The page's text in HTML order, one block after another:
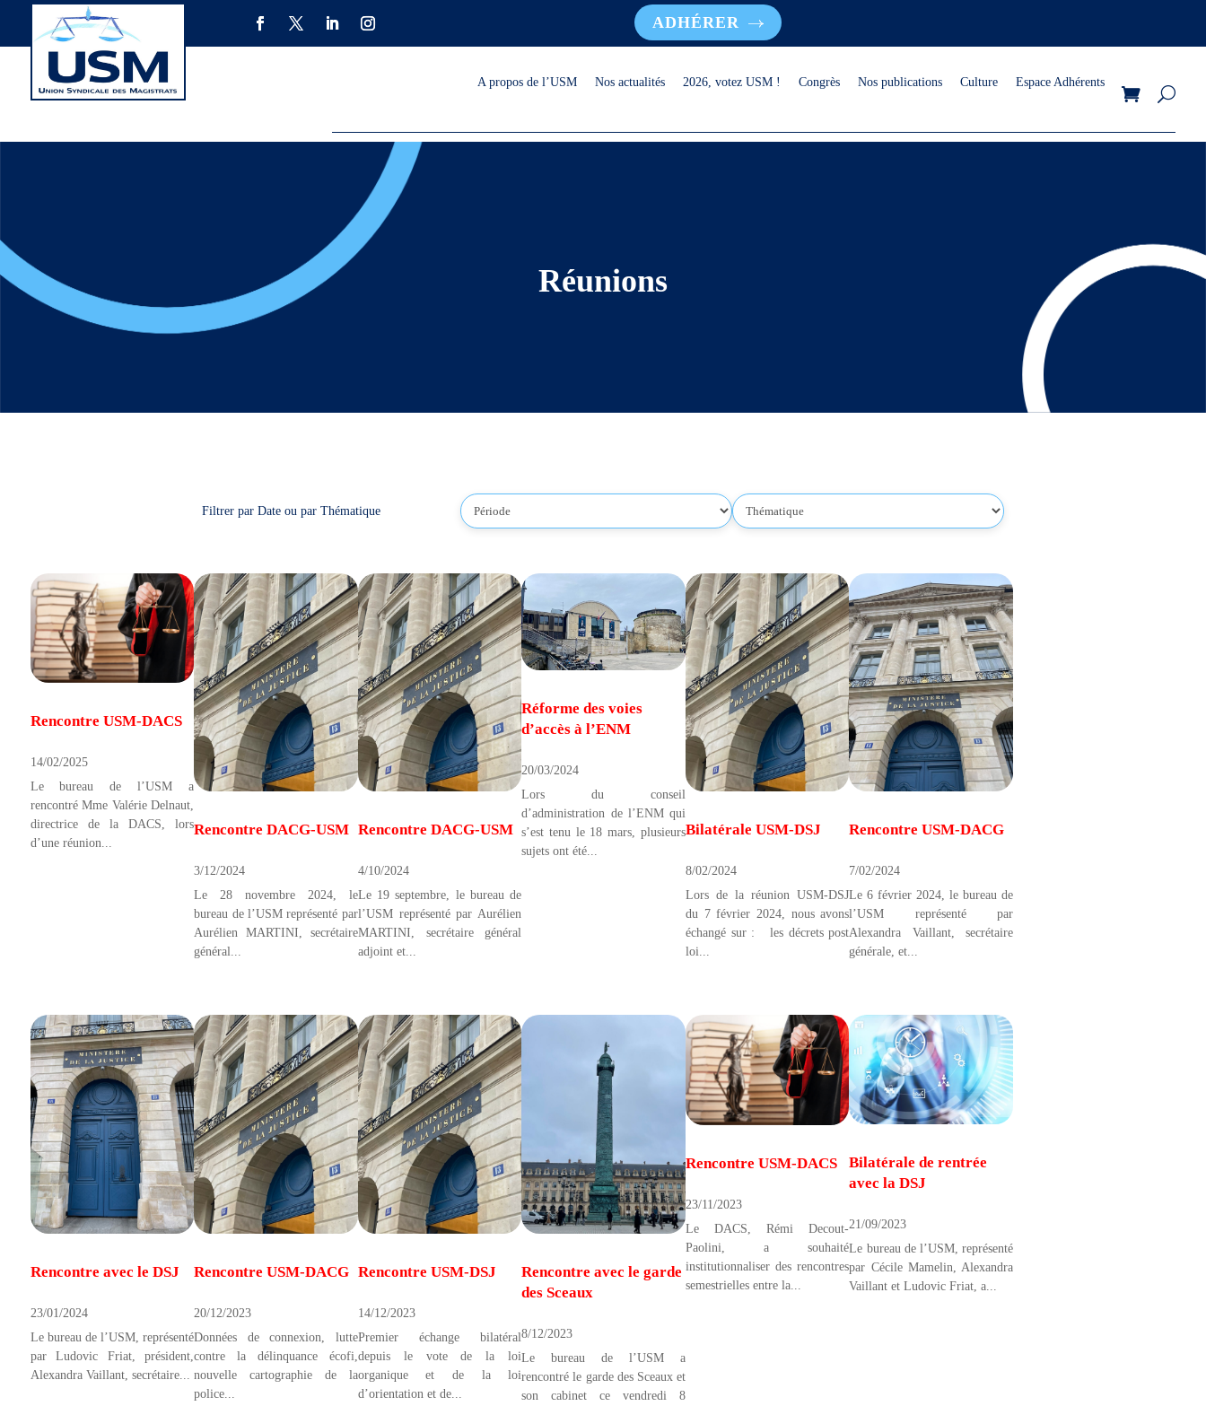
ADHÉRER
A propos de l’USM Nos actualités 2026, votez USM ! Congrès Nos publications Culture Espace Adhérents
Réunions
Filtrer par Date ou par Thématique
Rencontre USM-DACS
14/02/2025
Le bureau de l’USM a
rencontré Mme Valérie Delnaut,
directrice de la DACS, lors
d’une réunion...
Rencontre DACG-USM
3/12/2024
Le 28 novembre 2024, le
bureau de l’USM représenté par
Aurélien MARTINI, secrétaire
général...
Rencontre DACG-USM
4/10/2024
Le 19 septembre, le bureau de
l’USM représenté par Aurélien
MARTINI, secrétaire général
adjoint et...
Réforme des voies
d’accès à l’ENM
20/03/2024
Lors du conseil
d’administration de l’ENM qui
s’est tenu le 18 mars, plusieurs
sujets ont été...
Bilatérale USM-DSJ
8/02/2024
Lors de la réunion USM-DSJ
du 7 février 2024, nous avons
échangé sur : les décrets post
loi...
Rencontre USM-DACG
7/02/2024
Le 6 février 2024, le bureau de
l’USM représenté par
Alexandra Vaillant, secrétaire
générale, et...
Rencontre avec le DSJ
23/01/2024
Le bureau de l’USM, représenté
par Ludovic Friat, président,
Alexandra Vaillant, secrétaire...
Rencontre USM-DACG
20/12/2023
Données de connexion, lutte
contre la délinquance écofi,
nouvelle cartographie de la
police...
Rencontre USM-DSJ
14/12/2023
Premier échange bilatéral
depuis le vote de la loi
organique et de la loi
d’orientation et de...
Rencontre avec le garde
des Sceaux
8/12/2023
Le bureau de l’USM a
rencontré le garde des Sceaux et
son cabinet ce vendredi 8
Rencontre USM-DACS
23/11/2023
Le DACS, Rémi Decout-
Paolini, a souhaité
institutionnaliser des rencontres
semestrielles entre la...
Bilatérale de rentrée
avec la DSJ
21/09/2023
Le bureau de l’USM, représenté
par Cécile Mamelin, Alexandra
Vaillant et Ludovic Friat, a...